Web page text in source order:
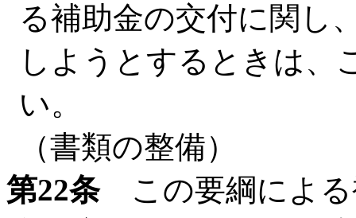
る補助金の交付に関し
しようとするときは、
い。
（書類の整備）
第22条この要綱による